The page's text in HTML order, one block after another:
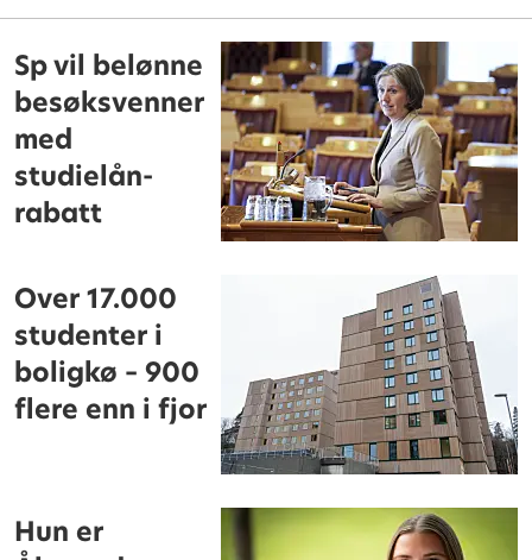
Sp vil belønne
besøksvenner
med
studielån-
rabatt
Over 17.000
studenter i
boligkø – 900
flere enn i fjor
Hun er